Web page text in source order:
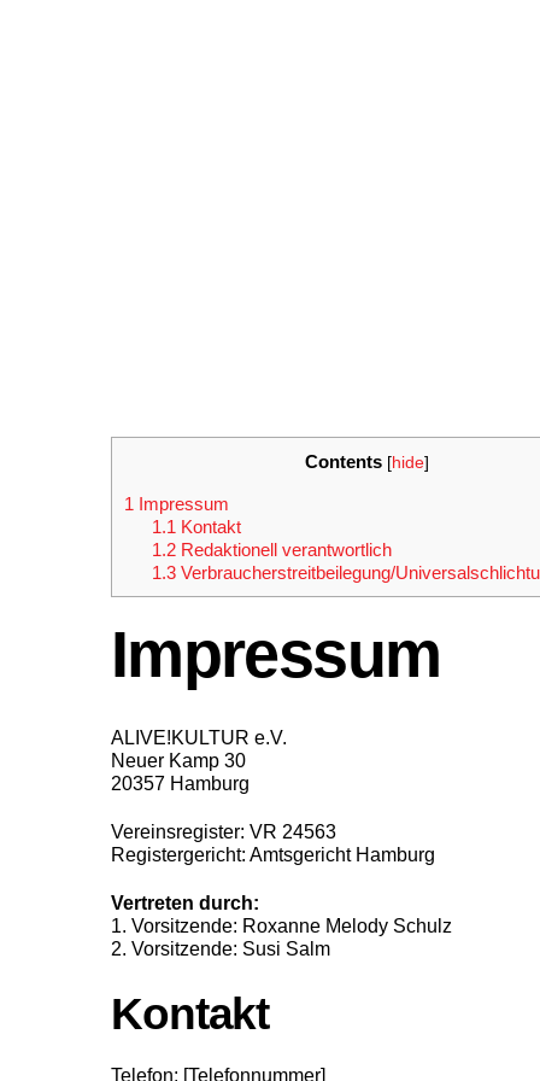
Contents [hide]
1 Impressum
1.1 Kontakt
1.2Redaktionell verantwortlich
1.3Verbraucher­streit­beilegung/
Impressum
ALIVE!KULTUR e.V.
Neuer Kamp 30
20357 Hamburg
Vereinsregister: VR 24563
Registergericht: Amtsgericht Hamburg
Vertreten durch:
1. Vorsitzende: Roxanne Melody Schulz
2. Vorsitzende: Susi Salm
Kontakt
Telefon: [Telefonnummer]